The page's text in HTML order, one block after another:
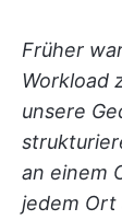
Früher
Workload
unsere
an einem
jedem Ort